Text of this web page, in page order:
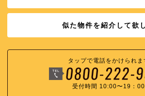
似た物件を紹介して欲
タップで電話をかけられま
受付時間 10:00〜19：00